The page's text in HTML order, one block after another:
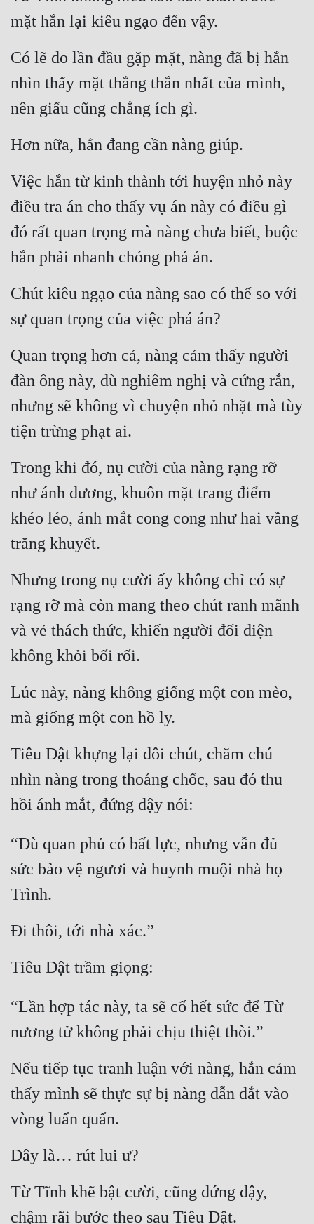
mặt hắn lại kiêu ngạo đến vậy.
Có lẽ do lần đầu gặp mặt, nàng đã bị hắn
nhìn thấy mặt thẳng thắn nhất của mình,
nên giấu cũng chẳng ích gì.
Hơn nữa, hắn đang cần nàng giúp.
Việc hắn từ kinh thành tới huyện nhỏ này
điều tra án cho thấy vụ án này có điều gì
đó rất quan trọng mà nàng chưa biết, buộc
hắn phải nhanh chóng phá án.
Chút kiêu ngạo của nàng sao có thể so với
sự quan trọng của việc phá án?
Quan trọng hơn cả, nàng cảm thấy người
đàn ông này, dù nghiêm nghị và cứng rắn,
nhưng sẽ không vì chuyện nhỏ nhặt mà tùy
tiện trừng phạt ai.
Trong khi đó, nụ cười của nàng rạng rỡ
như ánh dương, khuôn mặt trang điểm
khéo léo, ánh mắt cong cong như hai vầng
trăng khuyết.
Nhưng trong nụ cười ấy không chỉ có sự
rạng rỡ mà còn mang theo chút ranh mãnh
và vẻ thách thức, khiến người đối diện
không khỏi bối rối.
Lúc này, nàng không giống một con mèo,
mà giống một con hồ ly.
Tiêu Dật khựng lại đôi chút, chăm chú
nhìn nàng trong thoáng chốc, sau đó thu
hồi ánh mắt, đứng dậy nói:
“Dù quan phủ có bất lực, nhưng vẫn đủ
sức bảo vệ ngươi và huynh muội nhà họ
Trình.
Đi thôi, tới nhà xác.”
Tiêu Dật trầm giọng:
“Lần hợp tác này, ta sẽ cố hết sức để Từ
nương tử không phải chịu thiệt thòi.”
Nếu tiếp tục tranh luận với nàng, hắn cảm
thấy mình sẽ thực sự bị nàng dẫn dắt vào
vòng luẩn quẩn.
Đây là… rút lui ư?
Từ Tĩnh khẽ bật cười, cũng đứng dậy,
chậm rãi bước theo sau Tiêu Dật.